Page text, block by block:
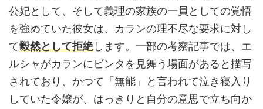
公妃として、そして義理の家族の一員としての覚悟
を強めていた彼女は、カランの理不尽な要求に対し
て毅然として拒絶します。一部の考察記事では、エ
ルシャがカランにビンタを見舞う場面があると描写
されており、かつて「無能」と言われて泣き寝入り
していた令嬢が、はっきりと自分の意思で立ち向か